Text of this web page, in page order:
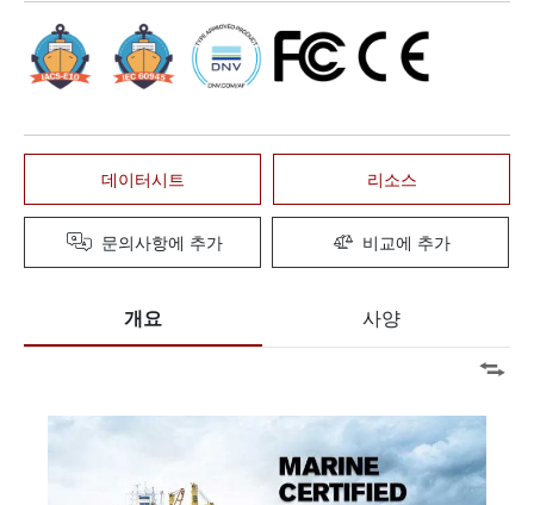
데이터시트 리소스
문의사항에 추가 비교에 추가
개요 사양